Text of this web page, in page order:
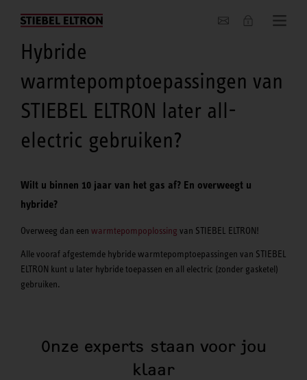
Actueel
Hybride
warmtepomptoepassingen van
STIEBEL ELTRON later all-
electric gebruiken?
Wilt u binnen 10 jaar van het gas af? En overweegt u
hybride?
Overweeg dan een warmtepompoplossing van STIEBEL ELTRON!
Alle vooraf afgestemde hybride warmtepomptoepassingen van STIEBEL
ELTRON kunt u later hybride toepassen en all electric (zonder gasketel)
gebruiken.
Onze experts staan voor jou
klaar